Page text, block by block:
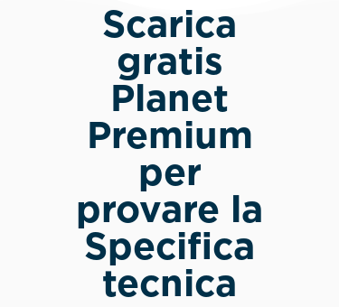
Scarica
gratis
Planet
Premium
per
provare la
Specifica
tecnica